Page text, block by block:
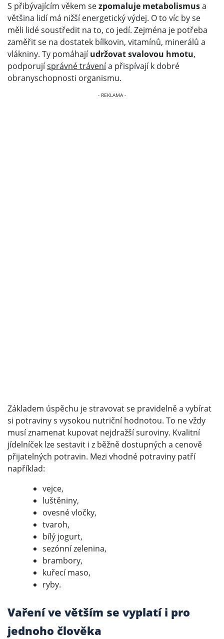
S přibývajícím věkem sezpomaluje metabolismusa
většina lidí má nižší energetický výdej. O to víc by se
měli lidé soustředit na to, co jedí. Zejména je potřeba
zaměřit se na dostatek bílkovin, vitamínů, minerálů a
vlákniny. Ty pomáhajíudržovat svalovou hmotu,
podporujísprávné trávenía přispívají k dobré
obranyschopnosti organismu.
Základem úspěchu je stravovat se pravidelně a vybírat
si potraviny s vysokou nutriční hodnotou. To ne vždy
musí znamenat kupovat nejdražší suroviny. Kvalitní
jídelníček lze sestavit i z běžně dostupných a cenově
přijatelných potravin. Mezi vhodné potraviny patří
například:
vejce,
luštěniny,
ovesné vločky,
tvaroh,
bílý jogurt,
sezónní zelenina,
brambory,
kuřecí maso,
ryby.
Vaření ve větším se vyplatí i pro
jednoho člověka